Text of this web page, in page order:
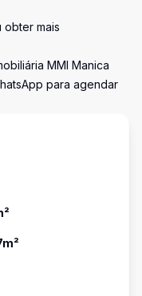
obter mais
MMI Manica
para agendar
m²